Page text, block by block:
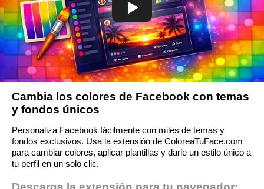
Cambia los colores de Facebook con temas
y fondos únicos
Personaliza Facebook fácilmente con miles de temas y
fondos exclusivos. Usa la extensión de ColoreaTuFace.com
para cambiar colores, aplicar plantillas y darle un estilo único a
tu perfil en un solo clic.